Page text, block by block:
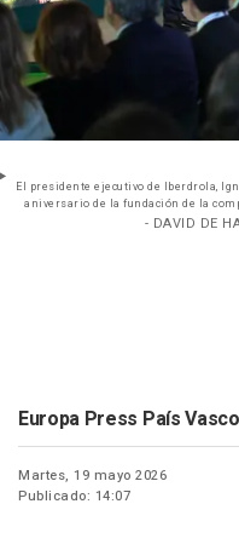
El presidente ejecutivo de Iberdrola, Ignacio
aniversario de la fundación de la
- DAVID DE
Europa Press País Vasco
Martes, 19 mayo 2026
Publicado: 14:07